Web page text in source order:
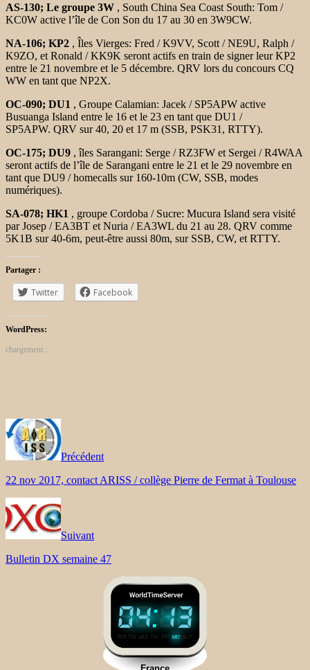
AS-130; Le groupe 3W , South China Sea Coast South: Tom /
KC0W active l’île de Con Son du 17 au 30 en 3W9CW.
NA-106; KP2 , Îles Vierges: Fred / K9VV, Scott / NE9U, Ralph /
K9ZO, et Ronald / KK9K seront actifs en train de signer leur KP2
entre le 21 novembre et le 5 décembre. QRV lors du concours CQ
WW en tant que NP2X.
OC-090; DU1 , Groupe Calamian: Jacek / SP5APW active
Busuanga Island entre le 16 et le 23 en tant que DU1 /
SP5APW. QRV sur 40, 20 et 17 m (SSB, PSK31, RTTY).
OC-175; DU9 , îles Sarangani: Serge / RZ3FW et Sergei / R4WAA
seront actifs de l’île de Sarangani entre le 21 et le 29 novembre en
tant que DU9 / homecalls sur 160-10m (CW, SSB, modes
numériques).
SA-078; HK1 , groupe Cordoba / Sucre: Mucura Island sera visité
par Josep / EA3BT et Nuria / EA3WL du 21 au 28. QRV comme
5K1B sur 40-6m, peut-être aussi 80m, sur SSB, CW, et RTTY.
Partager :
Twitter Facebook
WordPress:
chargement…
Précédent
22 nov 2017, contact ARISS / collège Pierre de Fermat à Toulouse
Suivant
Bulletin DX semaine 47